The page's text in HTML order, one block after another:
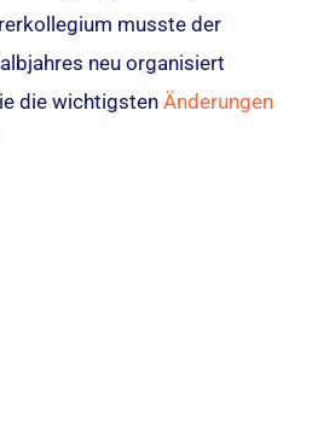
musste der
neu organisiert
die wichtigsten Änderungen